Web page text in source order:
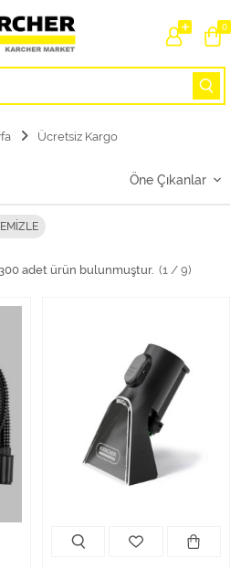
0
Ücretsiz Kargo
adet ürün bulunmuştur. (1 / 9)